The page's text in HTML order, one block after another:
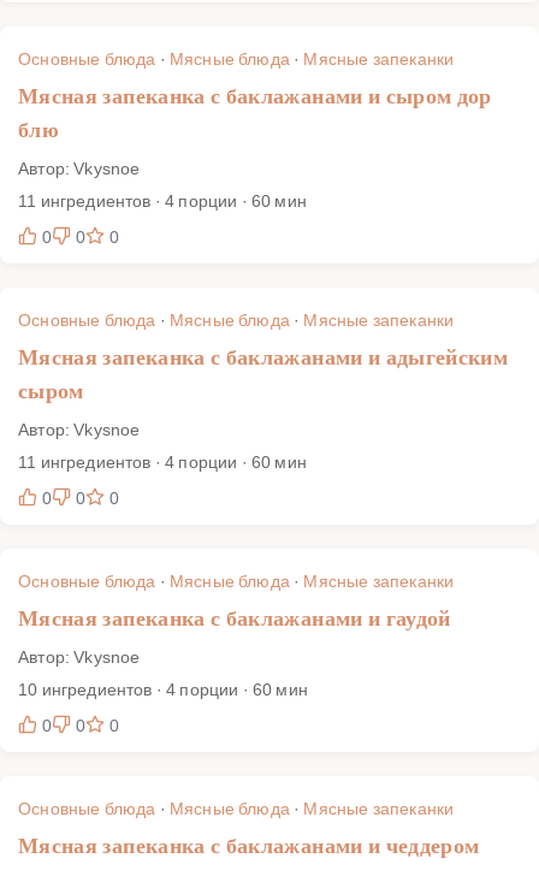
Основные блюда · Мясные блюда· Мясные запеканки
Мясная запеканка с баклажанами и сыром дор
блю
Автор: Vkysnoe
11 ингредиентов · 4 порции · 60 мин
0
0 0
Основные блюда · Мясные блюда· Мясные запеканки
Мясная запеканка с баклажанами и адыгейским
сыром
Автор: Vkysnoe
11 ингредиентов · 4 порции · 60 мин
0
0 0
Основные блюда · Мясные блюда· Мясные запеканки
Мясная запеканка с баклажанами и гаудой
Автор: Vkysnoe
10 ингредиентов · 4 порции · 60 мин
0
0 0
Основные блюда · Мясные блюда· Мясные запеканки
Мясная запеканка с баклажанами и чеддером